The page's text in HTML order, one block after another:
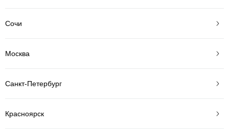
Сочи
Москва
Санкт-Петербург
Красноярск